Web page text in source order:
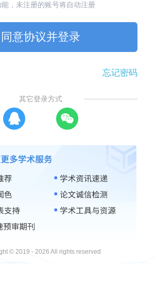
，未注册的账号将自动注册
同意协议并登录
忘记密码
其它登录方式
© 2019 - 2026 All rights reserved